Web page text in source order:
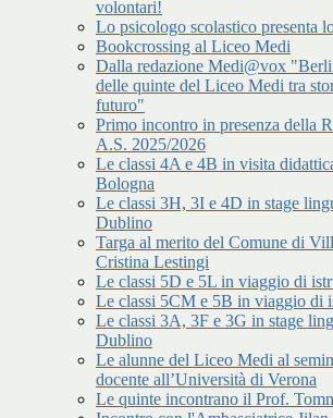
volontari!
Lo psicologo scolastico presenta
Bookcrossing al Liceo Medi
Dalla redazione Medi@vox
delle quinte del Liceo Medi tra
futuro"
Primo incontro in presenza della
A.S. 2025/2026
Le classi 4A e 4B in visita
Bologna
Le classi 3H, 3I e 4D in stage
Dublino
Targa al merito del Comune di
Cristina Lestingi
Le classi 5D e 5L in viaggio di
Le classi 5CM e 5B in viaggio di
Le classi 3A, 3F e 3G in stage
Dublino
Le alunne del Liceo Medi al
docente all’Università di Verona
Le quinte incontrano il Prof.